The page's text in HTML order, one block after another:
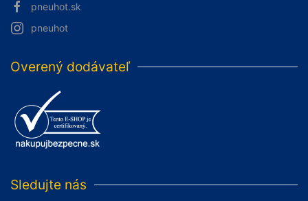
pneuhot.sk
pneuhot
Overený dodávateľ
Sledujte nás